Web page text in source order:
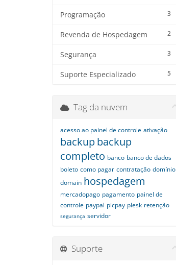
3
Programação
2
Revenda de Hospedagem
3
Segurança
5
Suporte Especializado
Tag da nuvem
acesso ao painel de controle ativação
backupbackup
completo banco banco de dados
boleto como pagar contratação domínio
domain hospedagem
mercadopago pagamento painel de
controle paypal picpay plesk retenção
segurança servidor
Suporte